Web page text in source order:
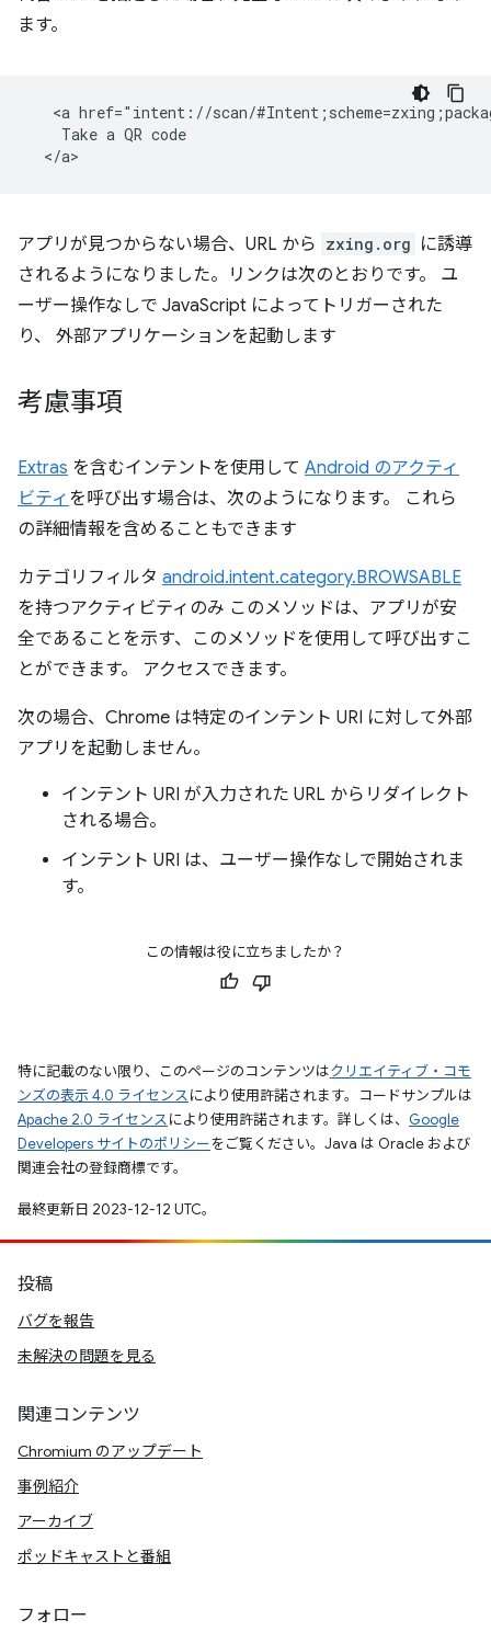
ます。
<a href="intent://scan/
    Take a QR code
アプリが見つからない場合、URL から zxing.org に誘導
されるようになりました。リンクは次のとおりです。 ユ
ーザー操作なしで JavaScript によってトリガーされた
り、 外部アプリケーションを起動します
考慮事項
Extras を含むインテントを使用して Android のアクティ
ビティ を呼び出す場合は、次のようになります。 これら
の詳細情報を含めることもできます
カテゴリフィルタ android.intent.category.BROWSABLE
を持つアクティビティのみ このメソッドは、アプリが安
全であることを示す、このメソッドを使用して呼び出すこ
とができます。 アクセスできます。
次の場合、Chrome は特定のインテント URI に対して外部
アプリを起動しません。
インテント URI が入力された URL からリダイレクト
される場合。
インテント URI は、ユーザー操作なしで開始されま
す。
この情報は役に立ちましたか？
特に記載のない限り、このページのコンテンツはクリエイティブ・コモ
ンズの表示 4.0 ライセンスにより使用許諾されます。コードサンプルは
Apache 2.0 ライセンスにより使用許諾されます。詳しくは、 Google
Developers サイトのポリシーをご覧ください。Java は Oracle および
関連会社の登録商標です。
最終更新日 2023-12-12 UTC。
投稿
バグを報告
未解決の問題を見る
関連コンテンツ
Chromium のアップデート
事例紹介
アーカイブ
ポッドキャストと番組
フォロー